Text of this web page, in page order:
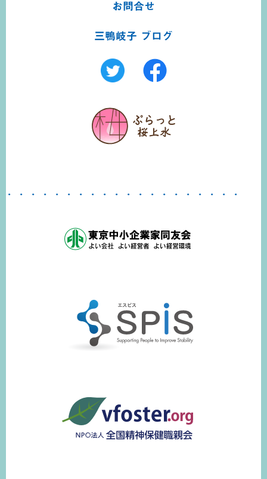
お問合せ
三鴨岐子 ブログ